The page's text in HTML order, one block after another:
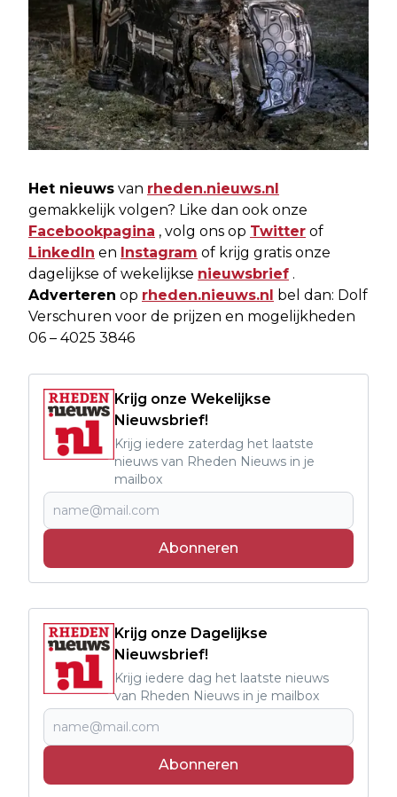
Het nieuws van rheden.nieuws.nl
gemakkelijk volgen? Like dan ook onze
Facebookpagina , volg ons op Twitter of
LinkedIn en Instagram of krijg gratis onze
dagelijkse of wekelijkse nieuwsbrief .
Adverteren op rheden.nieuws.nl bel dan: Dolf
Verschuren voor de prijzen en mogelijkheden
06 – 4025 3846
Krijg onze Wekelijkse
Nieuwsbrief!
Krijg iedere zaterdag het laatste
nieuws van Rheden Nieuws in je
mailbox
Abonneren
Krijg onze Dagelijkse
Nieuwsbrief!
Krijg iedere dag het laatste nieuws
van Rheden Nieuws in je mailbox
Abonneren